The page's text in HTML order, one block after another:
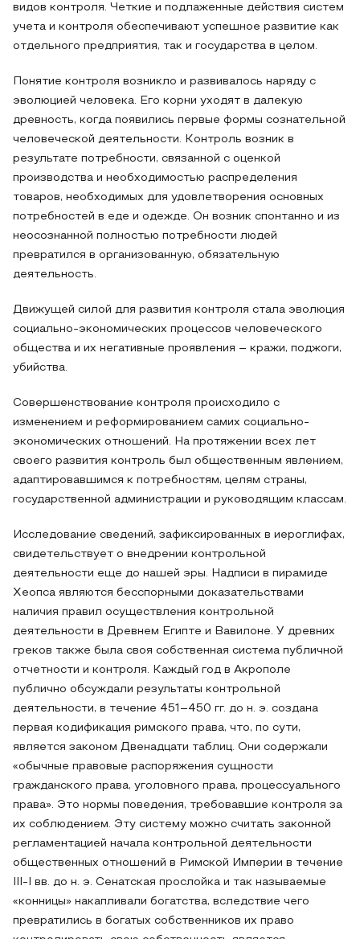
видов контроля. Четкие и подлаженные действия систем
учета и контроля обеспечивают успешное развитие как
отдельного предприятия, так и государства в целом.
Понятие контроля возникло и развивалось наряду с
эволюцией человека. Его корни уходят в далекую
древность, когда появились первые формы сознательной
человеческой деятельности. Контроль возник в
результате потребности, связанной с оценкой
производства и необходимостью распределения
товаров, необходимых для удовлетворения основных
потребностей в еде и одежде. Он возник спонтанно и из
неосознанной полностью потребности людей
превратился в организованную, обязательную
деятельность.
Движущей силой для развития контроля стала эволюция
социально-экономических процессов человеческого
общества и их негативные проявления – кражи, поджоги,
убийства.
Совершенствование контроля происходило с
изменением и реформированием самих социально-
экономических отношений. На протяжении всех лет
своего развития контроль был общественным явлением,
адаптировавшимся к потребностям, целям страны,
государственной администрации и руководящим классам.
Исследование сведений, зафиксированных в иероглифах,
свидетельствует о внедрении контрольной
деятельности еще до нашей эры. Надписи в пирамиде
Хеопса являются бесспорными доказательствами
наличия правил осуществления контрольной
деятельности в Древнем Египте и Вавилоне. У древних
греков также была своя собственная система публичной
отчетности и контроля. Каждый год в Акрополе
публично обсуждали результаты контрольной
деятельности, в течение 451–450 гг. до н. э. создана
первая кодификация римского права, что, по сути,
является законом Двенадцати таблиц. Они содержали
«обычные правовые распоряжения сущности
гражданского права, уголовного права, процессуального
права». Это нормы поведения, требовавшие контроля за
их соблюдением. Эту систему можно считать законной
регламентацией начала контрольной деятельности
общественных отношений в Римской Империи в течение
III-I вв. до н. э. Сенатская прослойка и так называемые
«конницы» накапливали богатства, вследствие чего
превратились в богатых собственников их право